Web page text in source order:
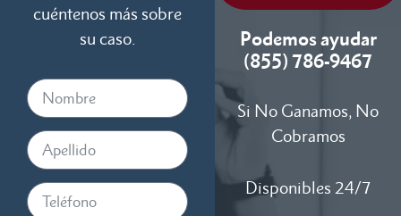
cuéntenos más sobre
su caso.
Podemos ayudar
(855) 786-9467
Si No Ganamos, No
Cobramos
Disponibles 24/7